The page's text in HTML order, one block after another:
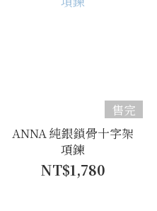
售完
ANNA 純銀鎖骨十字架
項鍊
NT$1,780